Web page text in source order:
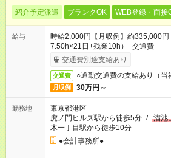
紹介予定派遣 ブランクOK WEB登録・面接
給与
時給2,000円【月収例】約335,000
7.50h×21日+残業10h）+交通費
交通費別途支給あり
交通費 ○通勤交通費の支給あり（当
月収例 30万円～
勤務地
東京都港区
虎ノ門ヒルズ駅から徒歩5分 / 溜池
木一丁目駅から徒歩10分
●会計事務所●